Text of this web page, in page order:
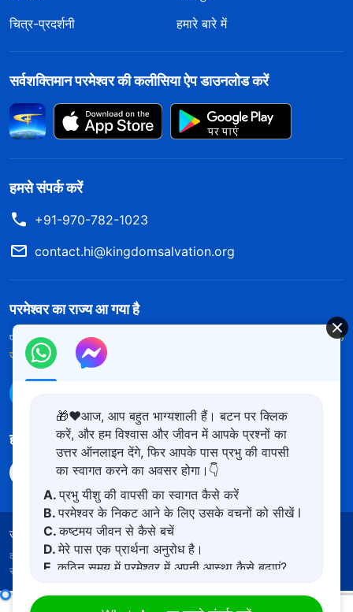
चित्र-प्रदर्शनी
हमारे बारे में
सर्वशक्तिमान परमेश्वर की कलीसिया ऐप डाउनलोड करें
हमसे संपर्क करें
+91-970-782-1023
contact.hi@kingdomsalvation.org
परमेश्वर का राज्य आ गया है
परमेश्वर का राज्य पृथ्वी पर आ गया है! क्या आप इसमें प्रवेश करना चाहते हैं?
और अधिक
जानें
हमारा अनुसरण करें
उपयोग की शर्तें गोपनीयता नीत साभार
कॉपीराइट © 2026 सर्वशक्तिमान परमेश्वर की कलीसिया।
सुरक्षित।
🎁❤️आज, आप बहुत भाग्यशाली हैं। बटन पर क्लिक
करें, और हम विश्वास और जीवन में आपके प्रश्नों का
उत्तर ऑनलाइन देंगे, फिर आपके पास प्रभु की वापसी
का स्वागत करने का अवसर होगा।👇
A.प्रभु यीशु की वापसी का स्वागत कैसे करें
B.परमेश्वर के निकट आने के लिए उसके वचनों को सीखें l
C.कष्टमय जीवन से कैसे बचें
D.मेरे पास एक प्रार्थना अनुरोध है।
E.कठिन समय में परमेश्वर में अपनी आस्था कैसे बढ़ाएं?
परमेश्वर के दैनिक वचन : जीवन में प्रवेश | अंश 467